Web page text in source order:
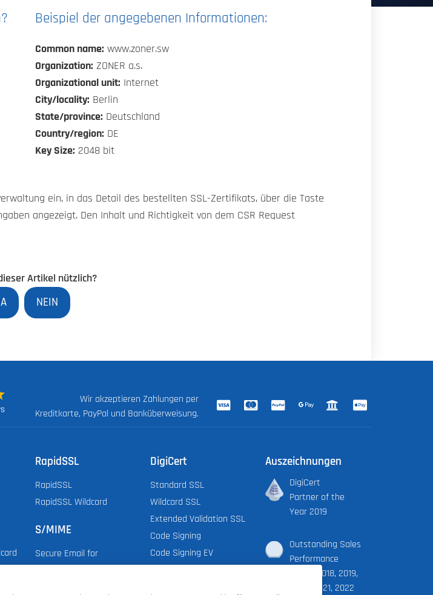
Beispiel der angegebenen Informationen:
Common name: www.zoner.sw
Organization: ZONER a.s.
Organizational unit: Internet
City/locality: Berlin
State/province: Deutschland
Country/region: DE
Key Size: 2048 bit
ein, in das Detail des bestellten SSL-Zertifikats, über die Taste
angezeigt. Den Inhalt und Richtigkeit von dem CSR Request
Artikel nützlich?
NEIN
Wir akzeptieren Zahlungen per
Kreditkarte, PayPal und Banküberweisung.
RapidSSL
RapidSSL
RapidSSL Wildcard
S/MIME
Secure Email for
DigiCert
Standard SSL
Wildcard SSL
Extended Validation SSL
Code Signing
Code Signing EV
Auszeichnungen
DigiCert
Partner of the
Year 2019
Outstanding Sales
Performance
Award 2018, 2019,
2020, 2021, 2022